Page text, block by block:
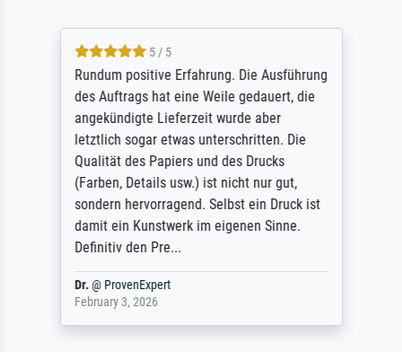
5 / 5
Rundum positive Erfahrung. Die Ausführung
des Auftrags hat eine Weile gedauert, die
angekündigte Lieferzeit wurde aber
letztlich sogar etwas unterschritten. Die
Qualität des Papiers und des Drucks
(Farben, Details usw.) ist nicht nur gut,
sondern hervorragend. Selbst ein Druck ist
damit ein Kunstwerk im eigenen Sinne.
Definitiv den Pre...
Dr.@ ProvenExpert
February 3, 2026